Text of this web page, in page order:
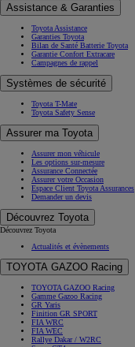
Assistance & Garanties
Toyota Assistance
Garanties Toyota
Bilan de Santé Batterie Toyota
Garantie Confort Extracare
Campagnes de rappel
Systèmes de sécurité
Toyota T-Mate
Toyota Safety Sense
Assurer ma Toyota
Assurer mon véhicule
Les options sur-mesure
Assurance Connectée
Assurer votre Occasion
Espace Client Toyota Assurances
Demander un devis
Découvrez Toyota
Découvrez Toyota
Actualités et évènements
TOYOTA GAZOO Racing
TOYOTA GAZOO Racing
Gamme Gazoo Racing
GR Yaris
Finition GR SPORT
FIA WRC
FIA WEC
Rallye Dakar / W2RC